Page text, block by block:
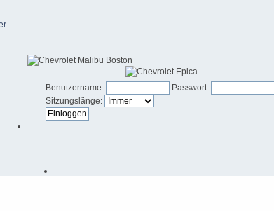
...
Benutzername:
Passwort:
Sitzungslänge: